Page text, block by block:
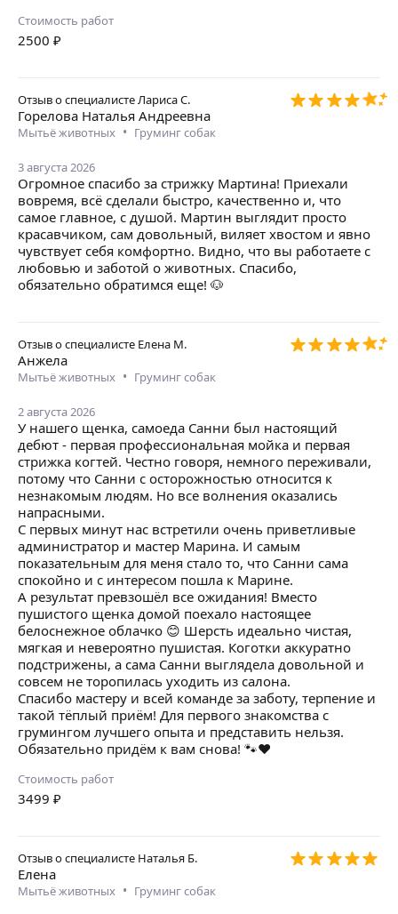
Стоимость работ
2500 ₽
Отзыв о специалистеЛариса С.
Горелова Наталья Андреевна
Мытьё животных • Груминг собак
3 августа 2026
Огромное спасибо за стрижку Мартина! Приехали
вовремя, всё сделали быстро, качественно и, что
самое главное, с душой. Мартин выглядит просто
красавчиком, сам довольный, виляет хвостом и явно
чувствует себя комфортно. Видно, что вы работаете с
любовью и заботой о животных. Спасибо,
обязательно обратимся еще! 🐶
Отзыв о специалисте Елена М.
Анжела
Мытьё животных • Груминг собак
2 августа 2026
У нашего щенка, самоеда Санни был настоящий
дебют - первая профессиональная мойка и первая
стрижка когтей. Честно говоря, немного переживали,
потому что Санни с осторожностью относится к
незнакомым людям. Но все волнения оказались
напрасными.
С первых минут нас встретили очень приветливые
администратор и мастер Марина. И самым
показательным для меня стало то, что Санни сама
спокойно и с интересом пошла к Марине.
А результат превзошёл все ожидания! Вместо
пушистого щенка домой поехало настоящее
белоснежное облачко 😊 Шерсть идеально чистая,
мягкая и невероятно пушистая. Коготки аккуратно
подстрижены, а сама Санни выглядела довольной и
совсем не торопилась уходить из салона.
Спасибо мастеру и всей команде за заботу, терпение и
такой тёплый приём! Для первого знакомства с
грумингом лучшего опыта и представить нельзя.
Обязательно придём к вам снова! 🐾❤️
Стоимость работ
3499 ₽
Отзыв о специалисте Наталья Б.
Елена
Мытьё животных • Груминг собак